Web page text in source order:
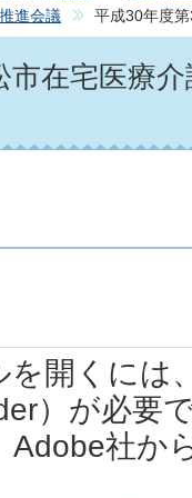
進会議
平成30年度
市在宅医療
開くには
）が必要
Adobe社か